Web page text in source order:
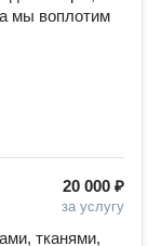
мы воплотим
20 000 ₽
за услугу
тканями,